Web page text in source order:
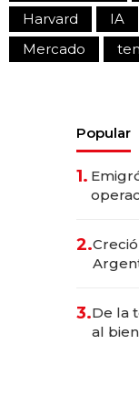
Harvard
IA
Mercado
Popular
1.
2.
las
3.De la
al